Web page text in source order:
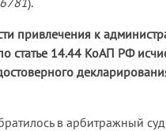
привлечения к
статье 14.44 КоАП РФ
в арбитражный